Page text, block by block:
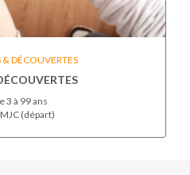
DÉCOUVERTES
3 à 99 ans
(départ)